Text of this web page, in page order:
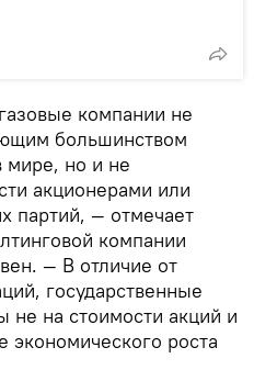
компании не
большинством
мире, но и не
акционерами или
партий, — отмечает
компании
— В отличие от
государственные
не на стоимости акций и
роста